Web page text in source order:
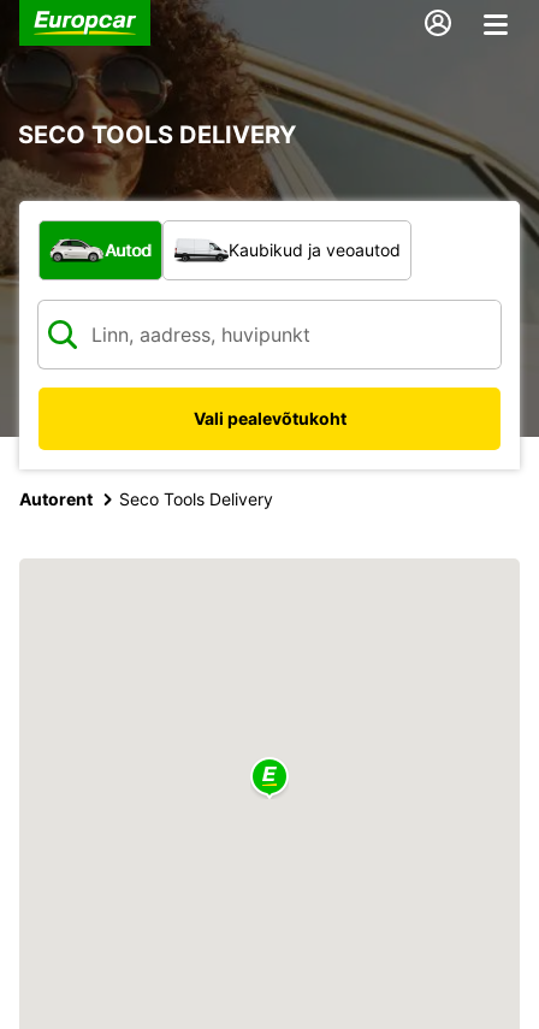
SECO TOOLS DELIVERY
Mis tüüpi sõiduk?
Autod Kaubikud ja veoautod
Vali pealevõtukoht
Autorent Seco Tools Delivery